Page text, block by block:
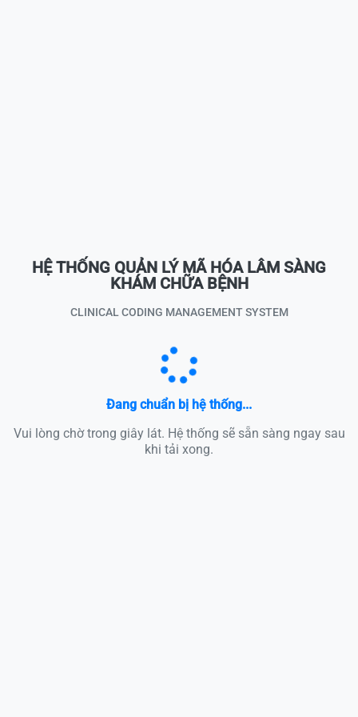
HỆ THỐNG QUẢN LÝ MÃ HÓA LÂM SÀNG
KHÁM CHỮA BỆNH
CLINICAL CODING MANAGEMENT SYSTEM
Đang chuẩn bị hệ thống...
Vui lòng chờ trong giây lát. Hệ thống sẽ sẵn sàng ngay sau
khi tải xong.